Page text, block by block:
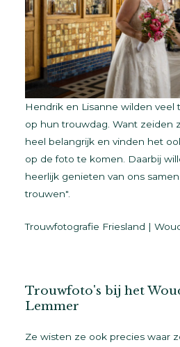
Hendrik en Lisanne wilden veel
op hun trouwdag. Want zeiden
heel belangrijk en vinden het
op de foto te komen. Daarbij
heerlijk genieten van ons
trouwen".
Trouwfotografie Friesland |
Trouwfoto's bij het
Lemmer
Ze wisten ze ook precies waar